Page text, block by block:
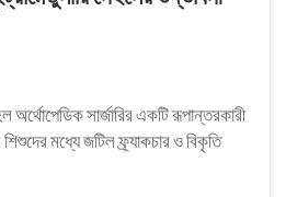
সার্জারির একটি রূপান্তরকারী
মধ্যে জটিল ফ্র্যাকচার ও বিকৃতি
ফিক্সেশন পদ্ধতির বিপরীতে, শিশুদের